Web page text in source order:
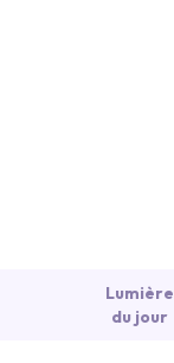
Lumière
du jour